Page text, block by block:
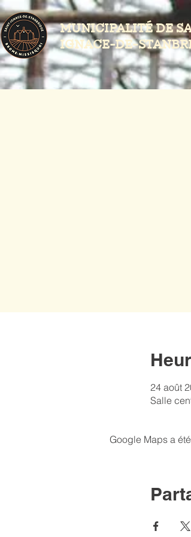
MUNICIPALITÉ DE
IGNACE-DE-
24 août
Salle
Google Maps a